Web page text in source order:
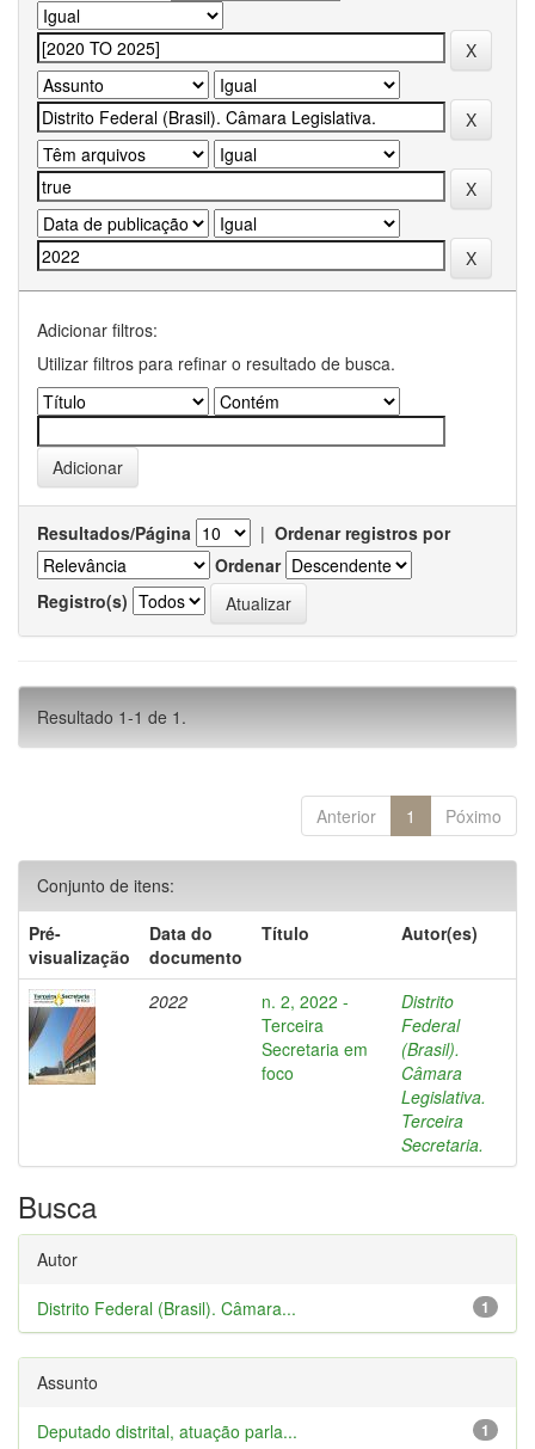
Adicionar filtros:
Utilizar filtros para refinar o resultado de busca.
Resultados/Página | Ordenar registros por
Ordenar
Registro(s)
Resultado 1-1 de 1.
Anterior 1 Póximo
Conjunto de itens:
Pré-
visualização
Data do
documento
Título Autor(es)
2022
n. 2, 2022 -
Terceira
Secretaria em
foco
Distrito
Federal
(Brasil).
Câmara
Legislativa.
Terceira
Secretaria.
Busca
Autor
1
Distrito Federal (Brasil). Câmara...
Assunto
1
Deputado distrital, atuação parla...